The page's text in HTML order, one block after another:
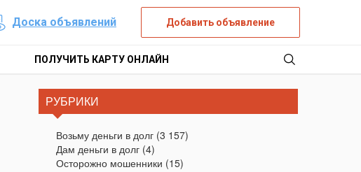
Доска объявлений Добавить объявление
ПОЛУЧИТЬ КАРТУ ОНЛАЙН
РУБРИКИ
Возьму деньги в долг(3 157)
Дам деньги в долг(4)
Осторожно мошенники (15)